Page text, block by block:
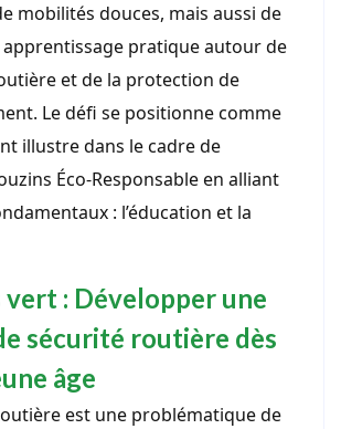
mobilités douces, mais aussi de
pratique autour de
et de la protection de
Le défi se positionne comme
illustre dans le cadre de
Éco-Responsable en alliant
: l’éducation et la
vert : Développer une
sécurité routière dès
âge
est une problématique de